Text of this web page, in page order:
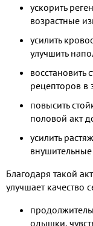
ускорить
возрастные
усилить
улучшить
восстановить
рецепторов в
повысить
половой акт
усилить
Благодаря такой
улучшает качество
одышки,